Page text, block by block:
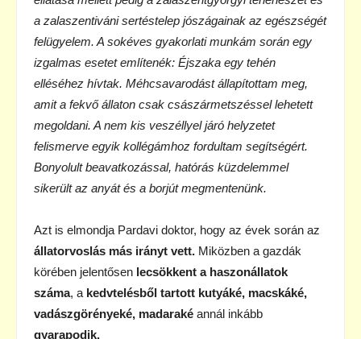
a zalaszentiváni sertéstelep jószágainak az egészségét
felügyelem. A sokéves gyakorlati munkám során egy
izgalmas esetet említenék: Éjszaka egy tehén
elléséhez hívtak. Méhcsavarodást állapítottam meg,
amit a fekvő állaton csak császármetszéssel lehetett
megoldani. A nem kis veszéllyel járó helyzetet
felismerve egyik kollégámhoz fordultam segítségért.
Bonyolult beavatkozással, hatórás küzdelemmel
sikerült az anyát és a borjút megmentenünk.
Azt is elmondja Pardavi doktor, hogy az évek során az
állatorvoslás más irányt vett. Miközben a gazdák
körében jelentősen lecsökkent a haszonállatok
száma, a kedvtelésből tartott kutyáké, macskáké,
vadászgörényeké, madaraké annál inkább
gyarapodik.